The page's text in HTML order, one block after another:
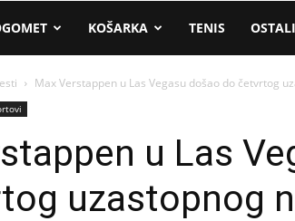
KOŠARKA TENIS
Max Verstappen u Las Vegasu došao do četvrtog
u Las
uzastopnog